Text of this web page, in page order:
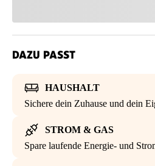
DAZU PASST
HAUSHALT
Sichere dein Zuhause und dein
STROM & GAS
Spare laufende Energie- und